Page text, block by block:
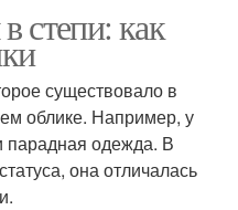
степи: как
существовало в
облике. Например, у
парадная одежда. В
она отличалась